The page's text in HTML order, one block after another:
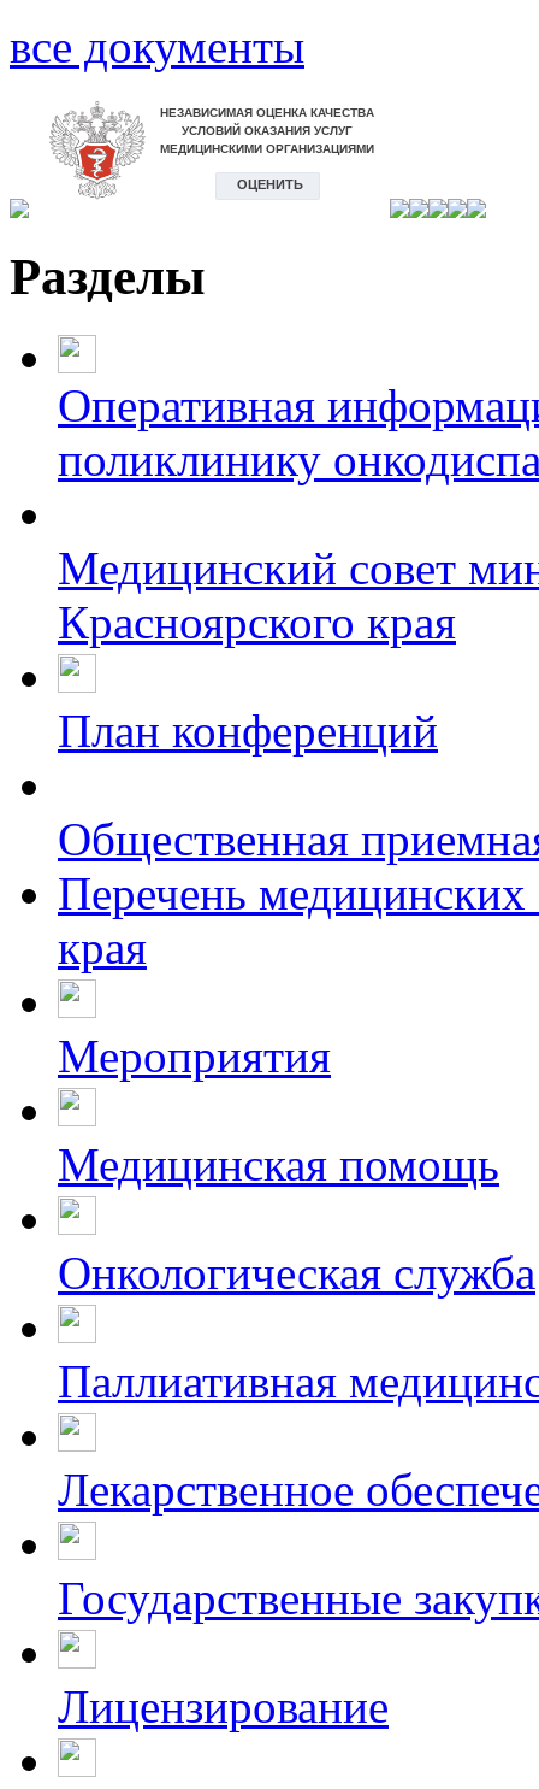
все документы
Разделы
Оперативная
поликлинику
Медицинский совет
Красноярского края
План конференций
Общественная
Перечень медицинских
края
Мероприятия
Медицинская помощь
Онкологическая служба
Паллиативная
Лекарственное
Государственные
Лицензирование